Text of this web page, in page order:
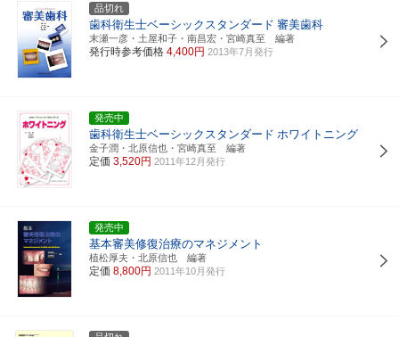
品切れ
歯科衛生士ベーシックスタンダード 審美歯科
末瀬一彦・土屋和子・南昌宏・宮崎真至 編著
発行時参考価格 4,400円 2013年7月発行
発売中
歯科衛生士ベーシックスタンダード ホワイトニング
金子潤・北原信也・宮崎真至 編著
定価 3,520円 2011年12月発行
発売中
基本審美修復治療のマネジメント
植松厚夫・北原信也 編著
定価 8,800円 2011年10月発行